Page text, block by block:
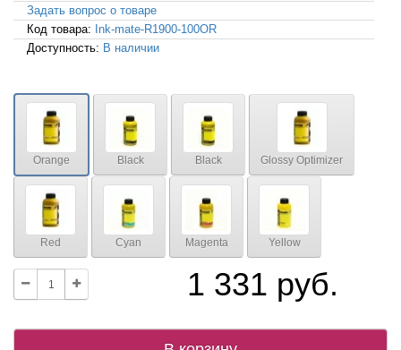
Задать вопрос о товаре
Код товара: Ink-mate-R1900-100OR
Доступность: В наличии
Orange Black Black Glossy Optimizer
Red Cyan Magenta Yellow
1 331 руб.